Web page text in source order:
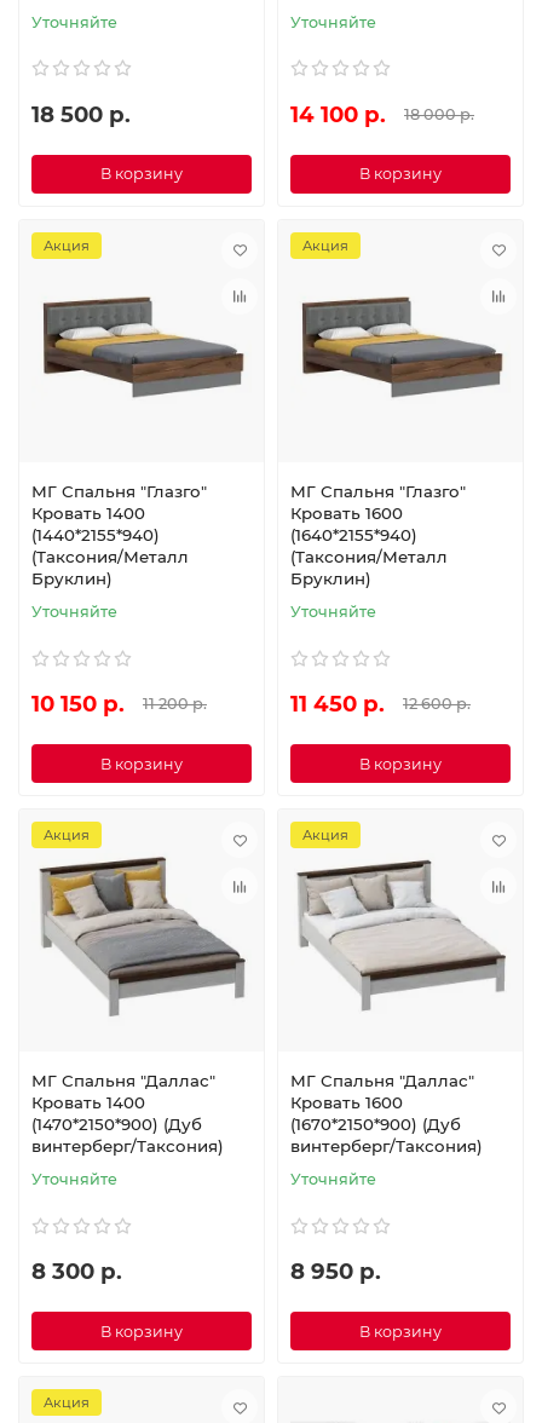
Уточняйте
18 500 р.
В корзину
Уточняйте
14 100 р. 18 000 р.
В корзину
Акция
МГ Спальня "Глазго"
Кровать 1400
(1440*2155*940)
(Таксония/Металл
Бруклин)
Уточняйте
10 150 р. 11 200 р.
В корзину
Акция
МГ Спальня "Глазго"
Кровать 1600
(1640*2155*940)
(Таксония/Металл
Бруклин)
Уточняйте
11 450 р. 12 600 р.
В корзину
Акция
МГ Спальня "Даллас"
Кровать 1400
(1470*2150*900) (Дуб
винтерберг/Таксония)
Уточняйте
8 300 р.
В корзину
Акция
МГ Спальня "Даллас"
Кровать 1600
(1670*2150*900) (Дуб
винтерберг/Таксония)
Уточняйте
8 950 р.
В корзину
Акция